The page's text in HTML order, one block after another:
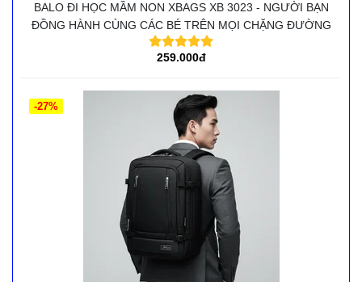
BALO ĐI HỌC MẦM NON XBAGS XB 3023 - NGƯỜI BẠN
ĐỒNG HÀNH CÙNG CÁC BÉ TRÊN MỌI CHẶNG ĐƯỜNG
259.000đ
-27%